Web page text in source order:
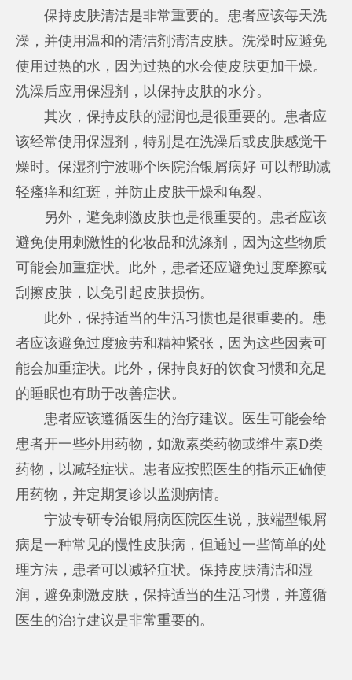
保持皮肤清洁是非常重要的。患者应该每天洗
澡，并使用温和的清洁剂清洁皮肤。洗澡时应避免
使用过热的水，因为过热的水会使皮肤更加干燥。
洗澡后应用保湿剂，以保持皮肤的水分。
其次，保持皮肤的湿润也是很重要的。患者应
该经常使用保湿剂，特别是在洗澡后或皮肤感觉干
燥时。保湿剂宁波哪个医院治银屑病好 可以帮助减
轻瘙痒和红斑，并防止皮肤干燥和龟裂。
另外，避免刺激皮肤也是很重要的。患者应该
避免使用刺激性的化妆品和洗涤剂，因为这些物质
可能会加重症状。此外，患者还应避免过度摩擦或
刮擦皮肤，以免引起皮肤损伤。
此外，保持适当的生活习惯也是很重要的。患
者应该避免过度疲劳和精神紧张，因为这些因素可
能会加重症状。此外，保持良好的饮食习惯和充足
的睡眠也有助于改善症状。
患者应该遵循医生的治疗建议。医生可能会给
患者开一些外用药物，如激素类药物或维生素D类
药物，以减轻症状。患者应按照医生的指示正确使
用药物，并定期复诊以监测病情。
宁波专研专治银屑病医院医生说，肢端型银屑
病是一种常见的慢性皮肤病，但通过一些简单的处
理方法，患者可以减轻症状。保持皮肤清洁和湿
润，避免刺激皮肤，保持适当的生活习惯，并遵循
医生的治疗建议是非常重要的。